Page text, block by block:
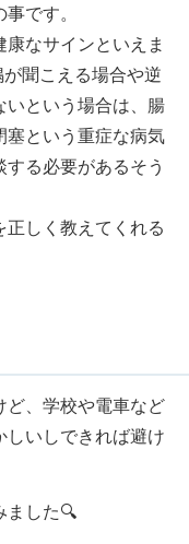
です。
なサインといえま
聞こえる場合や逆
いという場合は、腸
塞という重症な病気
る必要があるそう
しく教えてくれる
ど、学校や電車など
いしできれば避け
ました🔍